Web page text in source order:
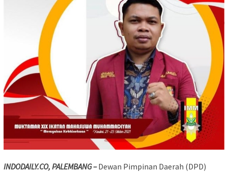
INDODAILY.CO, PALEMBANG – Dewan Pimpinan Daerah (DPD)